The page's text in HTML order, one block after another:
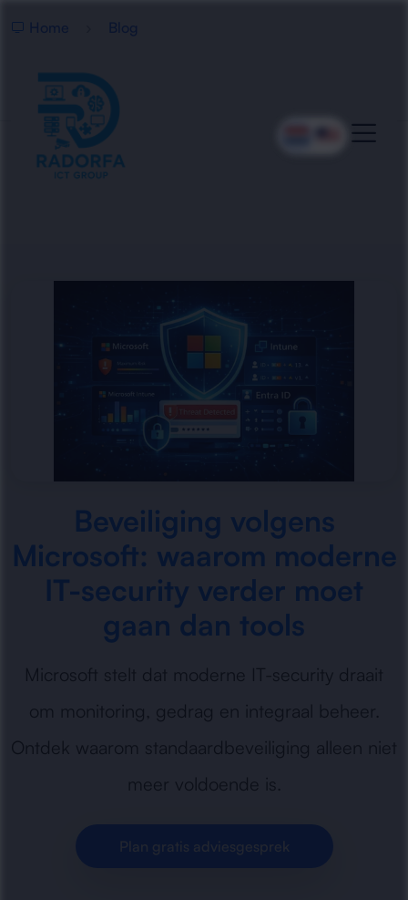
Home Blog
Beveiliging volgens Microsoft: waarom moderne IT-security
verder moet gaan dan tools
Beveiliging volgens
Microsoft: waarom moderne
IT-security verder moet
gaan dan tools
Microsoft stelt dat moderne IT-security draait
om monitoring, gedrag en integraal beheer.
Ontdek waarom standaardbeveiliging alleen niet
meer voldoende is.
Plan gratis adviesgesprek